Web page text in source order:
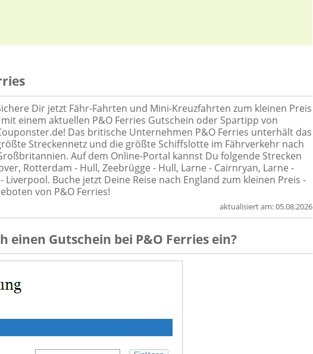
Dir jetzt Fähr-Fahrten und Mini-Kreuzfahrten zum kleinen Preis
einem aktuellen P&O Ferries Gutschein oder Spartipp von
Das britische Unternehmen P&O Ferries unterhält das
Streckennetz und die größte Schiffslotte im Fährverkehr nach
Auf dem Online-Portal kannst Du folgende Strecken
Rotterdam - Hull, Zeebrügge - Hull, Larne - Cairnryan, Larne -
Buche jetzt Deine Reise nach England zum kleinen Preis -
von P&O Ferries!
aktualisiert am:05.08.2026
einen Gutschein bei P&O Ferries ein?